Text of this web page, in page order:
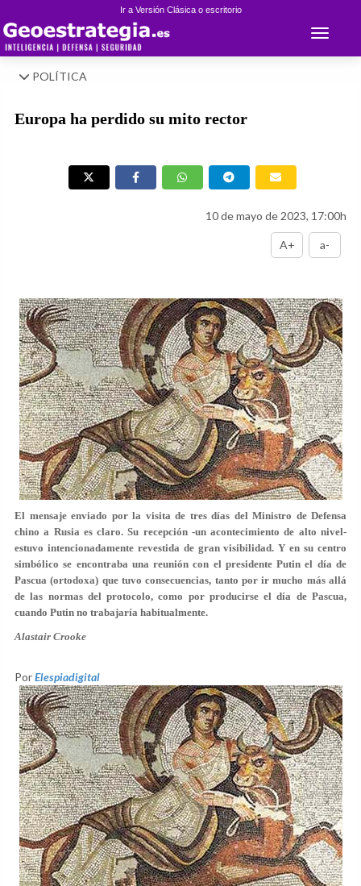
Ir a Versión Clásica o escritorio
Toggle
POLÍTICA
Europa ha perdido su mito rector
10 de mayo de 2023, 17:00h
A+ a-
El mensaje enviado por la visita de tres días del Ministro de Defensa
chino a Rusia es claro. Su recepción -un acontecimiento de alto nivel-
estuvo intencionadamente revestida de gran visibilidad. Y en su centro
simbólico se encontraba una reunión con el presidente Putin el día de
Pascua (ortodoxa) que tuvo consecuencias, tanto por ir mucho más allá
de las normas del protocolo, como por producirse el día de Pascua,
cuando Putin no trabajaría habitualmente.
Alastair Crooke
PorElespiadigital